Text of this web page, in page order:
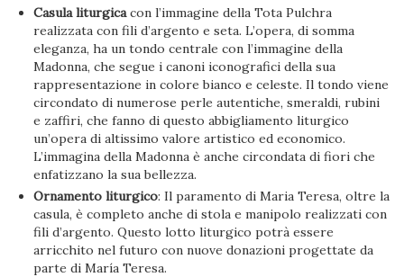
Casula liturgicacon l’immagine della Tota Pulchra
realizzata con fili d’argento e seta. L’opera, di somma
eleganza, ha un tondo centrale con l’immagine della
Madonna, che segue i canoni iconografici della sua
rappresentazione in colore bianco e celeste. Il tondo viene
circondato di numerose perle autentiche, smeraldi, rubini
e zaffiri, che fanno di questo abbigliamento liturgico
un’opera di altissimo valore artistico ed economico.
L’immagina della Madonna è anche circondata di fiori che
enfatizzano la sua bellezza.
Ornamento liturgico: Il paramento di Maria Teresa, oltre la
casula, è completo anche di stola e manipolo realizzati con
fili d’argento. Questo lotto liturgico potrà essere
arricchito nel futuro con nuove donazioni progettate da
parte di María Teresa.